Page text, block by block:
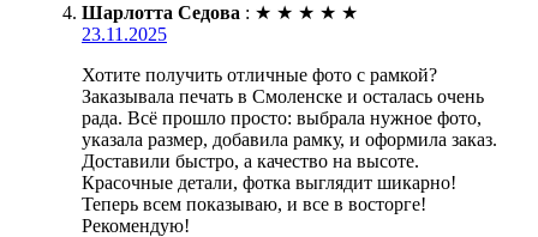
Шарлотта Седова : ★ ★ ★ ★ ★
23.11.2025
Хотите получить отличные фото с рамкой?
Заказывала печать в Смоленске и осталась очень
рада. Всё прошло просто: выбрала нужное фото,
указала размер, добавила рамку, и оформила заказ.
Доставили быстро, а качество на высоте.
Красочные детали, фотка выглядит шикарно!
Теперь всем показываю, и все в восторге!
Рекомендую!